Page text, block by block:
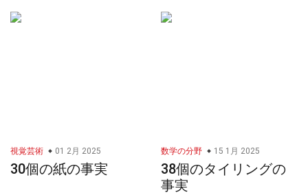
視覚芸術 01 2月 2025
30個の紙の事実
数学の分野 15 1月 2025
38個のタイリングの
事実